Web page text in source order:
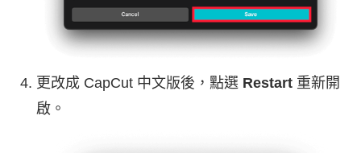
更改成 CapCut 中文版後，點選 Restart 重新開
啟。